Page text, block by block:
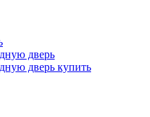
дверь
дверь купить